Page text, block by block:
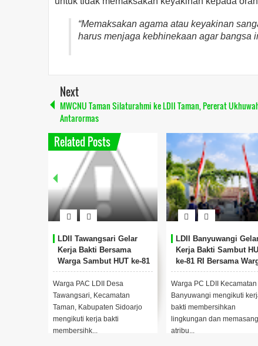
“Memaksakan agama atau keyakinan
harus menjaga kebhinekaan agar bangsa
Next
MWCNU Taman Silaturahmi ke LDII Taman, Pererat
Antarormas
Related Posts
LDII Tawangsari Gelar
Kerja Bakti Bersama
Warga Sambut HUT ke-81
RI
Warga PAC LDII Desa
Tawangsari, Kecamatan
Taman, Kabupaten Sidoarjo
mengikuti kerja bakti
membersihk...
LDII Banyuwangi
Kerja Bakti Sambut
ke-81 RI Bersama
Warga PC LDII Kecamatan
Banyuwangi mengikuti
bakti membersihkan
lingkungan dan memasang
atribu...